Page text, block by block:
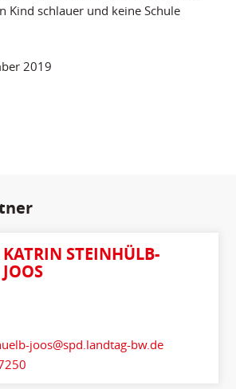
Kind schlauer und keine Schule
2019
KATRIN STEINHÜLB-
JOOS
joos@spd.landtag-bw.de